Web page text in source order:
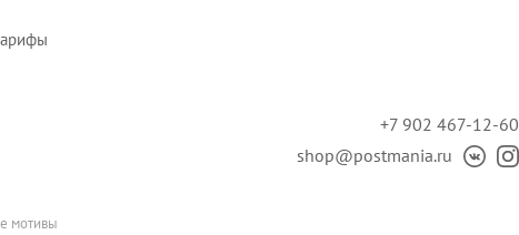
+7 902 467-12-60
shop@postmania.ru
мотивы